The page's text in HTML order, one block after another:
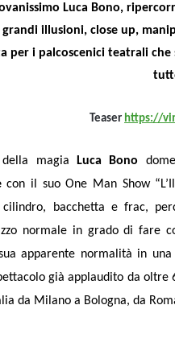
Luca Bono,
illusioni, close up,
per i palcoscenici teatrali
Teaser https://
magia Luca Bono
con il suo One Man Show
cilindro, bacchetta e frac,
normale in grado di fare
apparente normalità in
già applaudito da oltre
da Milano a Bologna, da